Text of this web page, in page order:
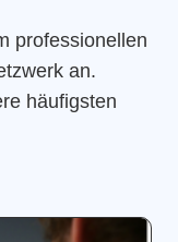
professionellen
an.
häufigsten